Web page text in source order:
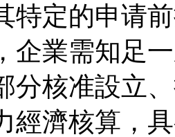
特定的申请
企業需知足
分核准設立
經濟核算，